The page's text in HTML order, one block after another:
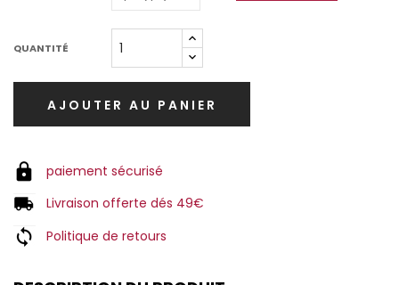
QUANTITÉ
AJOUTER AU PANIER
paiement sécurisé
Livraison offerte dés 49€
Politique de retours